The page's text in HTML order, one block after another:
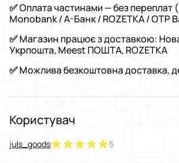
✅ Оплата частинами — без переплат
Monobank / А-Банк / ROZETKA / OTP
✅ Магазин працює з доставкою:
Укрпошта, Meest ПОШТА, ROZETKA
✅ Можлива безкоштовна доставка,
Користувач
juls_goods 5